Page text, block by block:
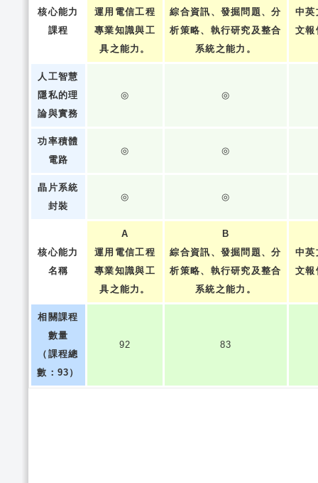
核心能力
課程
運用電信工程
專業知識與工
具之能力。
綜合資訊、發掘問題、分
析策略、執行研究及整合
系統之能力。
中英
文報
人工智慧
隱私的理
論與實務
◎ ◎
功率積體
電路
◎ ◎
晶片系統
封裝
◎ ◎
核心能力
名稱
A
運用電信工程
專業知識與工
具之能力。
B
綜合資訊、發掘問題、分
析策略、執行研究及整合
系統之能力。
中英
文報
相關課程
數量
（課程總
數：93）
92 83